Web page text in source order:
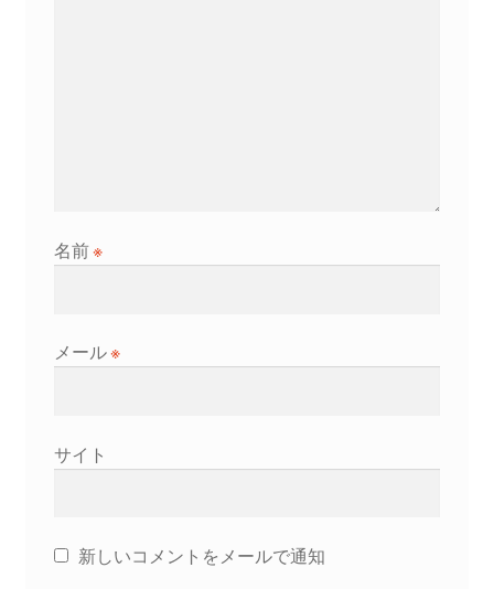
名前※
メール※
サイト
新しいコメントをメールで通知